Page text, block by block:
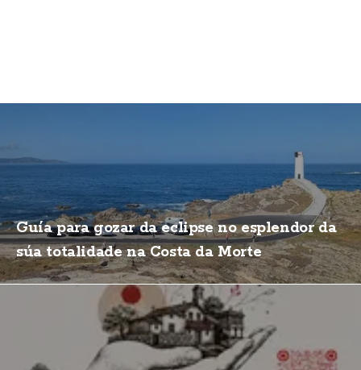
Guía para gozar da eclipse no esplendor da
súa totalidade na Costa da Morte